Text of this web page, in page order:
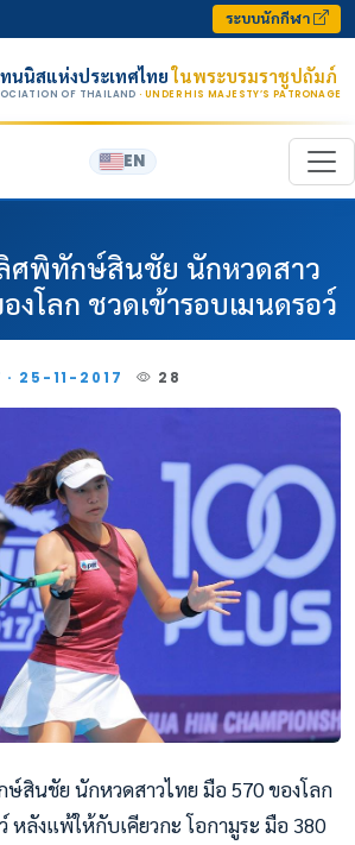
ระบบนักกีฬา
นนิสแห่งประเทศไทยในพระบรมราชูปถัมภ์
OF THAILAND · UNDER HIS MAJESTY’S PATRONAGE
EN
ศพิทักษ์สินชัย นักหวดสาว
งโลก ชวดเข้ารอบเมนดรอว์
· 25-11-2017 28
สินชัย นักหวดสาวไทย มือ 570 ของโลก
หลังแพ้ให้กับเคียวกะ โอกามูระ มือ 380